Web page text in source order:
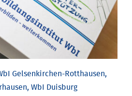
Gelsenkirchen-Rotthausen,
WbI Duisburg